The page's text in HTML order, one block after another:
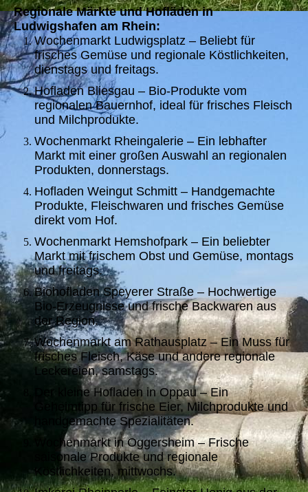
Regionale Märkte und Hofläden in
Ludwigshafen am Rhein:
Wochenmarkt Ludwigsplatz – Beliebt für
frisches Gemüse und regionale Köstlichkeiten,
dienstags und freitags.
Hofladen Bliesgau – Bio-Produkte vom
regionalen Bauernhof, ideal für frisches Fleisch
und Milchprodukte.
Wochenmarkt Rheingalerie – Ein lebhafter
Markt mit einer großen Auswahl an regionalen
Produkten, donnerstags.
Hofladen Weingut Schmitt – Handgemachte
Produkte, Fleischwaren und frisches Gemüse
direkt vom Hof.
Wochenmarkt Hemshofpark – Ein beliebter
Markt mit frischem Obst und Gemüse, montags
und freitags.
Biohofladen Speyerer Straße – Hochwertige
Bio-Erzeugnisse und frische Backwaren aus
der Region.
Wochenmarkt am Rathausplatz – Ein Muss für
frisches Fleisch, Käse und andere regionale
Leckereien, samstags.
Der kleine Hofladen in Oppau – Ein
Geheimtipp für frische Eier, Milchprodukte und
handgemachte Spezialitäten.
Wochenmarkt in Oggersheim – Frische
saisonale Produkte und regionale
Köstlichkeiten, mittwochs.